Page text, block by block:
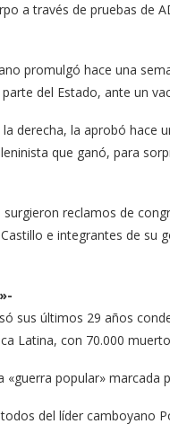
a través de pruebas de
promulgó hace una
del Estado, ante un
derecha, la aprobó hace
que ganó, para
reclamos de
e integrantes de su
sus últimos 29 años
Latina, con 70.000
«guerra popular»
del líder camboyano